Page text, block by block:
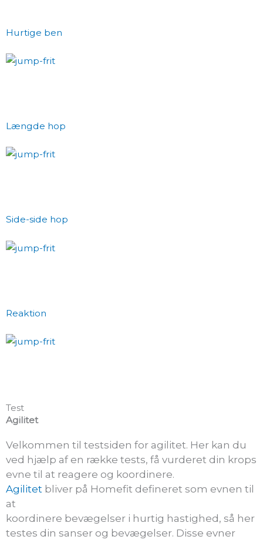
Hurtige ben
Længde hop
Side-side hop
Reaktion
Test
Agilitet
Velkommen til testsiden for agilitet. Her kan du
ved hjælp af en række tests, få vurderet din krops
evne til at reagere og koordinere.
Agilitet bliver på Homefit defineret som evnen til
at
koordinere bevægelser i hurtig hastighed, så her
testes din sanser og bevægelser. Disse evner